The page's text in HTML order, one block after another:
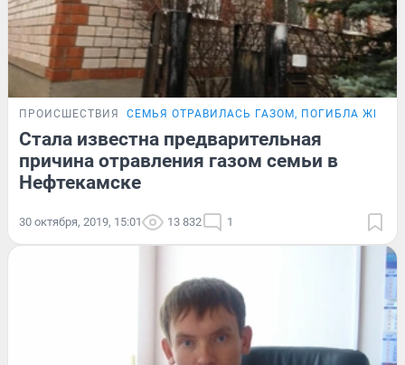
ПРОИСШЕСТВИЯ СЕМЬЯ ОТРАВИЛАСЬ ГАЗОМ, ПОГИБЛА
Стала известна предварительная
причина отравления газом семьи в
Нефтекамске
30 октября, 2019, 15:01 13 832 1